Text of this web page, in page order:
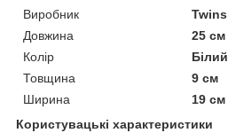
Виробник
Twins
Довжина
25 см
Колір
Білий
Товщина
9 см
Ширина
19 см
Користувацькі характеристики